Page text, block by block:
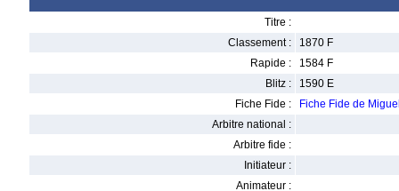
Titre :
Classement :
1870 F
Rapide :
1584 F
Blitz :
1590 E
Fiche Fide :
Fiche Fide de
Arbitre national :
Arbitre fide :
Initiateur :
Animateur :